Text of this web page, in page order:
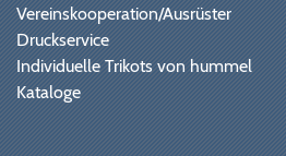
Vereinskooperation/Ausrüster
Druckservice
Individuelle Trikots von hummel
Kataloge